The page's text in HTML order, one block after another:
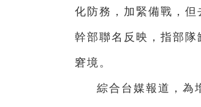
化防務，加緊備戰，
幹部聯名反映，指部隊
窘境。
綜合台媒報道，為